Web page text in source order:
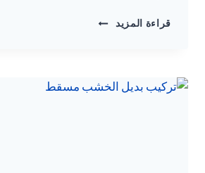
قراءة المزيد
تركيب
مسقط
–